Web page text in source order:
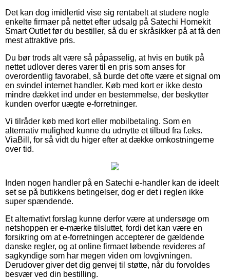
Det kan dog imidlertid vise sig rentabelt at studere nogle
enkelte firmaer på nettet efter udsalg på Satechi Homekit
Smart Outlet før du bestiller, så du er skråsikker på at få den
mest attraktive pris.
Du bør trods alt være så påpasselig, at hvis en butik på
nettet udlover deres varer til en pris som anses for
overordentlig favorabel, så burde det ofte være et signal om
en svindel internet handler. Køb med kort er ikke desto
mindre dækket ind under en bestemmelse, der beskytter
kunden overfor uægte e-forretninger.
Vi tilråder køb med kort eller mobilbetaling. Som en
alternativ mulighed kunne du udnytte et tilbud fra f.eks.
ViaBill, for så vidt du higer efter at dække omkostningerne
over tid.
Inden nogen handler på en Satechi e-handler kan de ideelt
set se på butikkens betingelser, dog er det i reglen ikke
super spændende.
Et alternativt forslag kunne derfor være at undersøge om
netshoppen er e-mærke tilsluttet, fordi det kan være en
forsikring om at e-forretningen accepterer de gældende
danske regler, og at online firmaet løbende revideres af
sagkyndige som har megen viden om lovgivningen.
Derudover giver det dig genvej til støtte, når du forvoldes
besvær ved din bestilling.